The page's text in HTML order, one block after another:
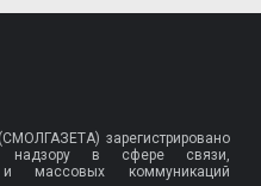
зарегистрировано
в сфере связи,
и массовых коммуникаций